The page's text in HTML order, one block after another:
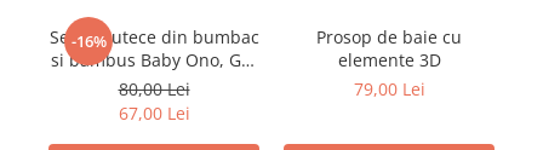
-16%
Set 3 scutece din bumbac
si bambus Baby Ono, GRI
397/02
80,00 Lei
67,00 Lei
Prosop de baie cu
elemente 3D
79,00 Lei